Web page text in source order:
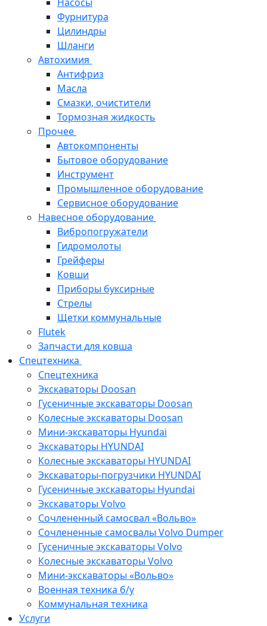
Фурнитура
Цилиндры
Шланги
Автохимия
Антифриз
Масла
Смазки, очистители
Тормозная жидкость
Прочее
Автокомпоненты
Бытовое оборудование
Инструмент
Промышленное оборудование
Сервисное оборудование
Навесное оборудование
Вибропогружатели
Гидромолоты
Грейферы
Ковши
Приборы буксирные
Стрелы
Щетки коммунальные
Flutek
Запчасти для ковша
Спецтехника
Спецтехника
Экскаваторы Doosan
Гусеничные экскаваторы Doosan
Колесные экскаваторы Doosan
Мини-экскаваторы Hyundai
Экскаваторы HYUNDAI
Колесные экскаваторы HYUNDAI
Экскаваторы-погрузчики HYUNDAI
Гусеничные экскаваторы Hyundai
Экскаваторы Volvo
Сочлененный самосвал «Вольво»
Сочлененные самосвалы Volvo Dumper
Гусеничные экскаваторы Volvo
Колесные экскаваторы Volvo
Мини-экскаваторы «Вольво»
Военная техника б/у
Коммунальная техника
Услуги